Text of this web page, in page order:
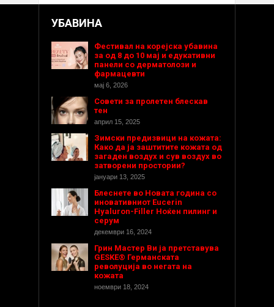
УБАВИНА
Фестивал на корејска убавина
за од 8 до 10 мај и едукативни
панели со дерматолози и
фармацевти
мај 6, 2026
Совети за пролетен блескав
тен
април 15, 2025
Зимски предизвици на кожата:
Како да ја заштитите кожата од
загаден воздух и сув воздух во
затворени простории?
јануари 13, 2025
Блеснете во Новата година со
иновативниот Eucerin
Hyaluron-Filler Ноќен пилинг и
серум
декември 16, 2024
Грин Мастер Ви ја претставува
GESKE® Германската
револуција во негата на
кожата
ноември 18, 2024